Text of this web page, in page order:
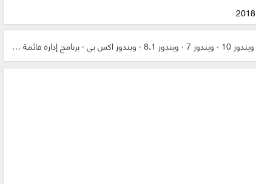
ويندوز 10 ›ويندوز 7 ›ويندوز 8.1 ›ويندوز اكس بي›برنامج إدارة قائمة ستارت | Start Menu X PRO 6.3